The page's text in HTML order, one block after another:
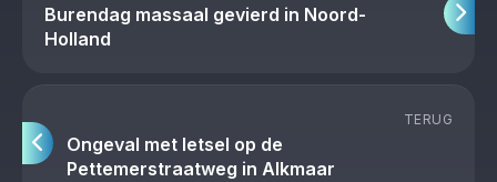
Burendag massaal gevierd in Noord-
Holland
TERUG
Ongeval met letsel op de
Pettemerstraatweg in Alkmaar